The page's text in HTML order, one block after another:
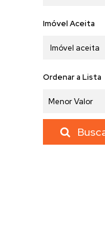
Imóvel Aceita
Imóvel aceita
Ordenar a Lista